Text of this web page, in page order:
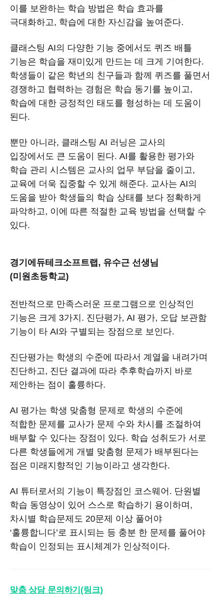
이를 보완하는 학습 방법은 학습 효과를
극대화하고, 학습에 대한 자신감을 높여준다.
클래스팅 AI의 다양한 기능 중에서도 퀴즈 배틀
기능은 학습을 재미있게 만드는 데 크게 기여한다.
학생들이 같은 학년의 친구들과 함께 퀴즈를 풀면서
경쟁하고 협력하는 경험은 학습 동기를 높이고,
학습에 대한 긍정적인 태도를 형성하는 데 도움이
된다.
뿐만 아니라, 클래스팅 AI 러닝은 교사의
입장에서도 큰 도움이 된다. AI를 활용한 평가와
학습 관리 시스템은 교사의 업무 부담을 줄이고,
교육에 더욱 집중할 수 있게 해준다. 교사는 AI의
도움을 받아 학생들의 학습 상태를 보다 정확하게
파악하고, 이에 따른 적절한 교육 방법을 선택할 수
있다.
경기에듀테크소프트랩, 유수근 선생님
(미원초등학교)
전반적으로 만족스러운 프로그램으로 인상적인
기능은 크게 3가지. 진단평가, AI 평가, 오답 보관함
기능이 타 AI와 구별되는 장점으로 보인다.
진단평가는 학생의 수준에 따라서 계열을 내려가며
진단하고, 진단 결과에 따라 추후학습까지 바로
제안하는 점이 훌륭하다.
AI 평가는 학생 맞춤형 문제로 학생의 수준에
적합한 문제를 교사가 문제 수와 차시를 조절하여
배부할 수 있다는 장점이 있다. 학습 성취도가 서로
다른 학생들에게 개별 맞춤형 문제가 배부된다는
점은 미래지향적인 기능이라고 생각한다.
AI 튜터로서의 기능이 특장점인 코스웨어. 단원별
학습 동영상이 있어 스스로 학습하기 용이하며,
차시별 학습문제도 20문제 이상 풀어야
‘훌륭합니다’로 표시되는 등 충분 한 문제를 풀어야
학습이 인정되는 표시체계가 인상적이다.
맞춤 상담 문의하기(링크)